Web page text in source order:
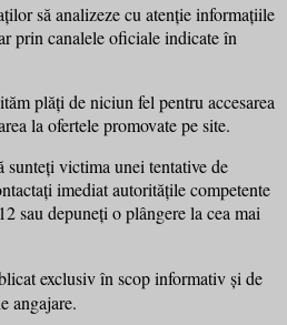
să analizeze cu atenție informațiile
prin canalele oficiale indicate în
plăți de niciun fel pentru accesarea
la ofertele promovate pe site.
sunteți victima unei tentative de
imediat autoritățile competente
sau depuneți o plângere la cea mai
exclusiv în scop informativ și de
angajare.